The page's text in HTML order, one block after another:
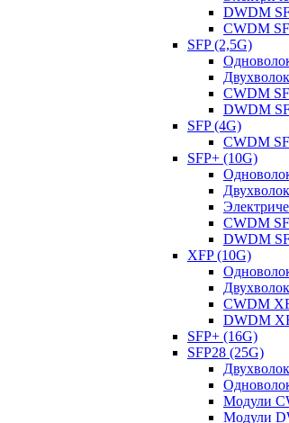
DWDM
CWDM
SFP (2,5G)
CWDM
DWDM
SFP (4G)
CWDM
SFP+ (10G)
CWDM
DWDM
XFP (10G)
CWDM
DWDM
SFP+ (16G)
SFP28 (25G)
Модули
Модули